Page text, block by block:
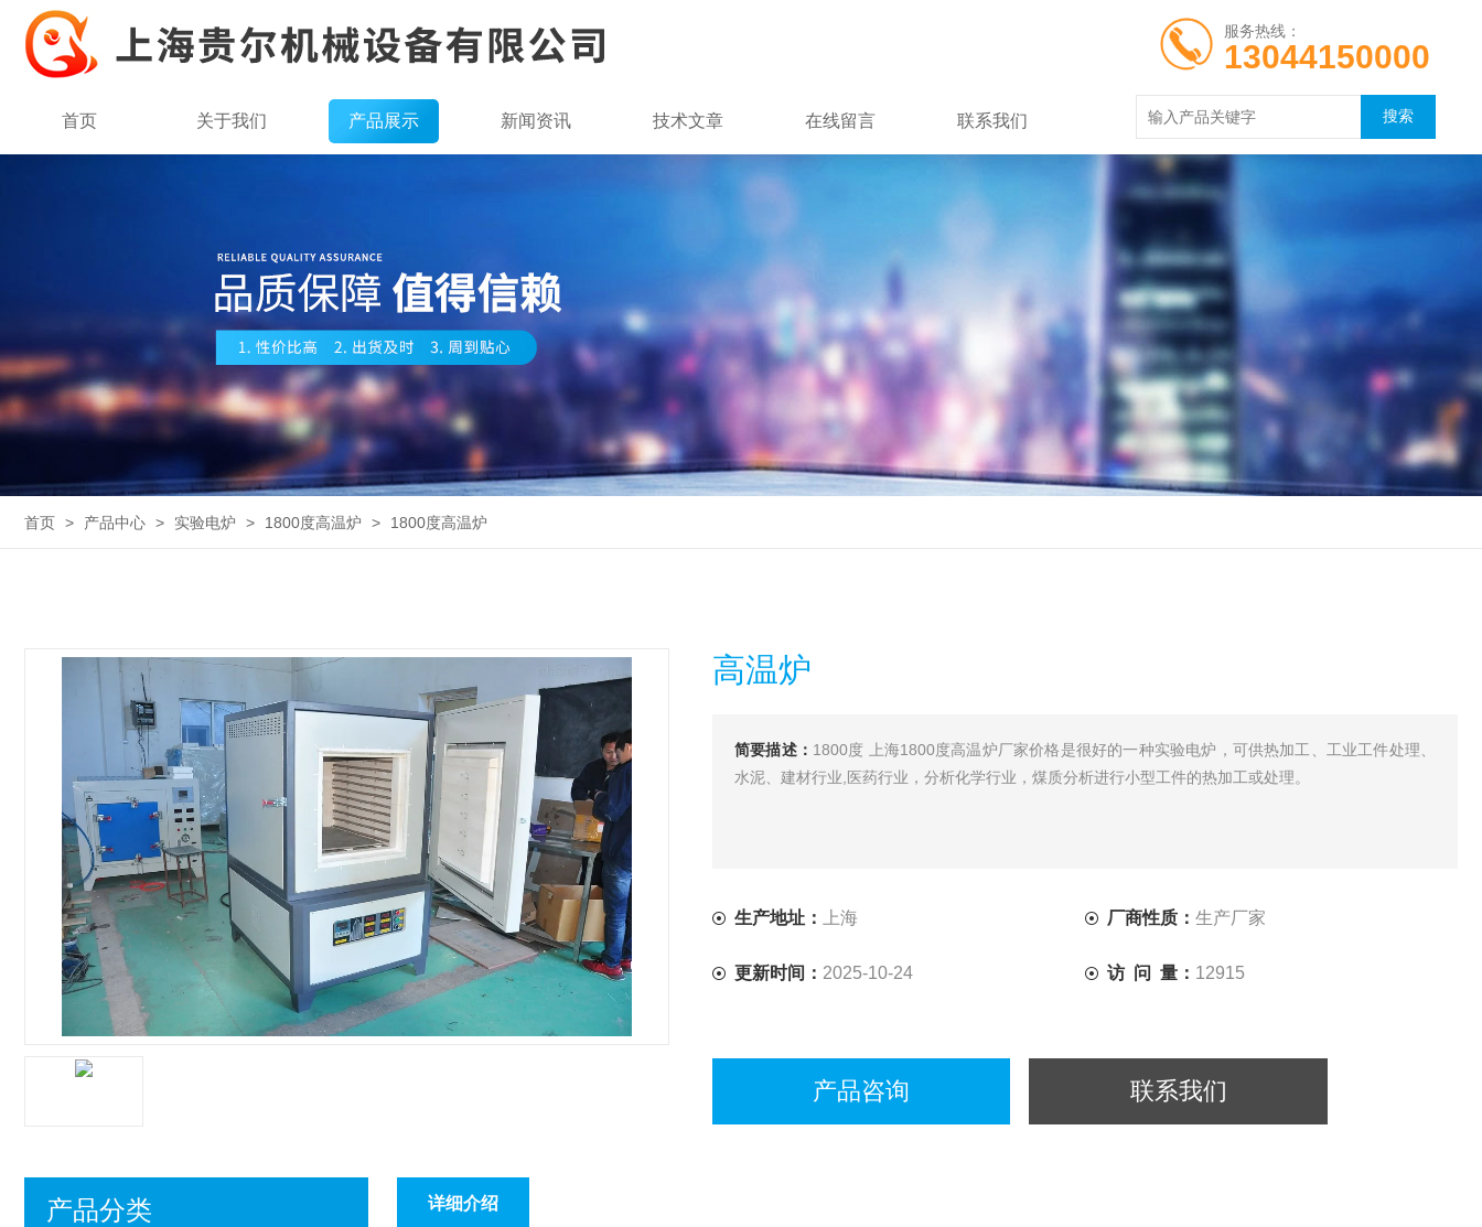
服务热线：
13044150000
首页 关于我们 产品展示 新闻资讯 技术文章 在线留言 联系我们
首页 > 产品中心 > 实验电炉 > 1800度高温炉 > 1800度高温炉
高温炉
简要描述： 1800度 上海1800度高温炉厂家价格是很好的一种实验电炉，可供热加工、工业工件处理、
水泥、建材行业,医药行业，分析化学行业，煤质分析进行小型工件的热加工或处理。
生产地址： 上海 厂商性质： 生产厂家
更新时间： 2025-10-24 访 问 量： 12915
产品咨询 联系我们
产品分类 详细介绍